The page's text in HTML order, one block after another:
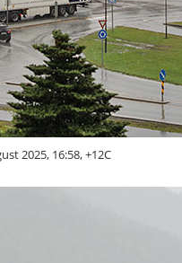
2025, 16:58, +12C